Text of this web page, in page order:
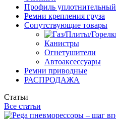
Профиль уплотнительный
Ремни крепления груза
Сопутствующие товары
Канистры
Огнетушители
Автоаксессуары
Ремни приводные
РАСПРОДАЖА
Статьи
Все статьи